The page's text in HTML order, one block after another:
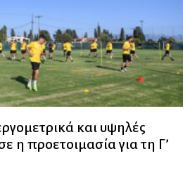
και υψηλές
η προετοιμασία για τη Γ’